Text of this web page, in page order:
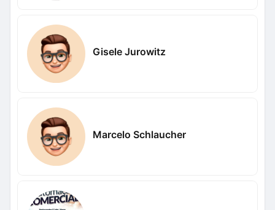
Gisele Jurowitz
Marcelo Schlaucher